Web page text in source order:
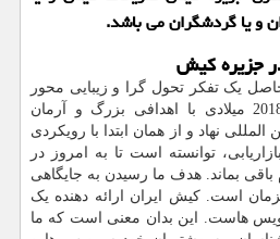
و یا گردشگران می باشد.
جزیره کیش
یک تفکر تحول گرا و زیبایی محور
است. این گروه در سال 2018 میلادی با اهدافی بزرگ و آرمان
نهاد و از همان ابتدا با رویکردی
توانسته است تا به امروز در
باقی بماند. هدف ما رسیدن به جایگاهی
است. کیش ایران ارائه دهنده یک
هاست. این بدان معنی است که ما